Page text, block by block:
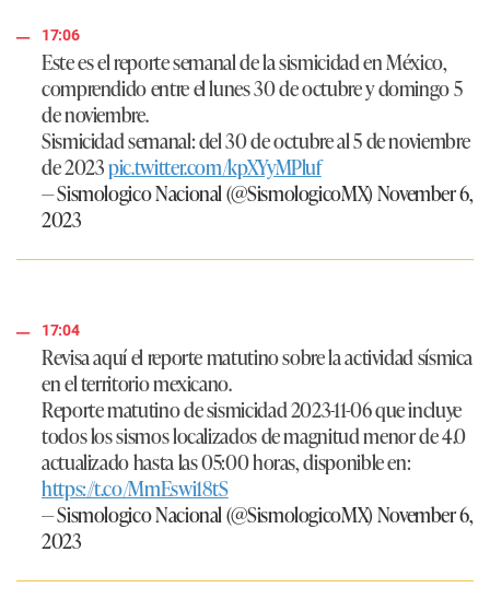
17:06
Este es el reporte semanal de la sismicidad en México,
comprendido entre el lunes 30 de octubre y domingo 5
de noviembre.
Sismicidad semanal: del 30 de octubre al 5 de noviembre
de 2023pic.twitter.com/kpXYyMPluf
— Sismologico Nacional (@SismologicoMX)November 6,
2023
17:04
Revisa aquí el reporte matutino sobre la actividad sísmica
en el territorio mexicano.
Reporte matutino de sismicidad 2023-11-06 que incluye
todos los sismos localizados de magnitud menor de 4.0
actualizado hasta las 05:00 horas, disponible en:
https://t.co/MmEswi18tS
— Sismologico Nacional (@SismologicoMX)November 6,
2023